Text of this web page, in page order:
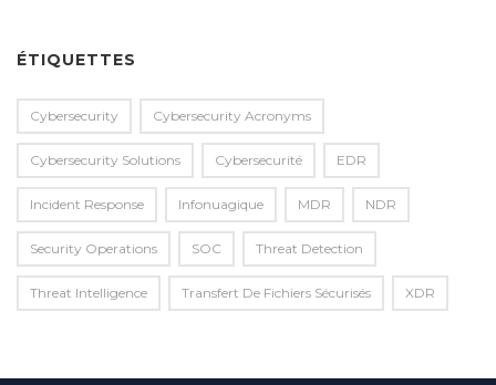
ÉTIQUETTES
Cybersecurity Cybersecurity Acronyms
Cybersecurity Solutions Cybersecurité EDR
Incident Response Infonuagique MDR NDR
Security Operations SOC Threat Detection
Threat Intelligence Transfert De Fichiers Sécurisés XDR